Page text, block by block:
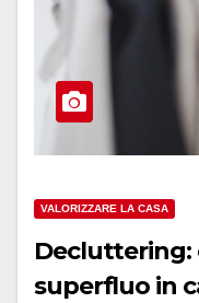
VALORIZZARE LA CASA
Decluttering:
superfluo in